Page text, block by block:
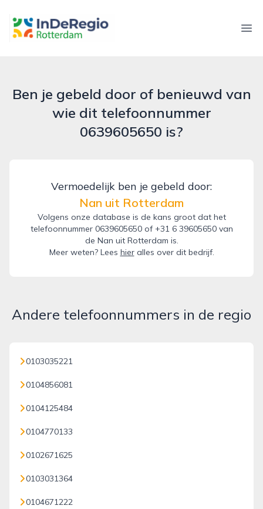
inderegiorotterdam.nl
Ben je gebeld door of benieuwd van
wie dit telefoonnummer
0639605650 is?
Vermoedelijk ben je gebeld door:
Nan uit Rotterdam
Volgens onze database is de kans groot dat het
telefoonnummer 0639605650 of +31 6 39605650 van
de Nan uit Rotterdam is.
Meer weten? Lees hieralles over dit bedrijf.
Andere telefoonnummers in de regio
0103035221
0104856081
0104125484
0104770133
0102671625
0103031364
0104671222